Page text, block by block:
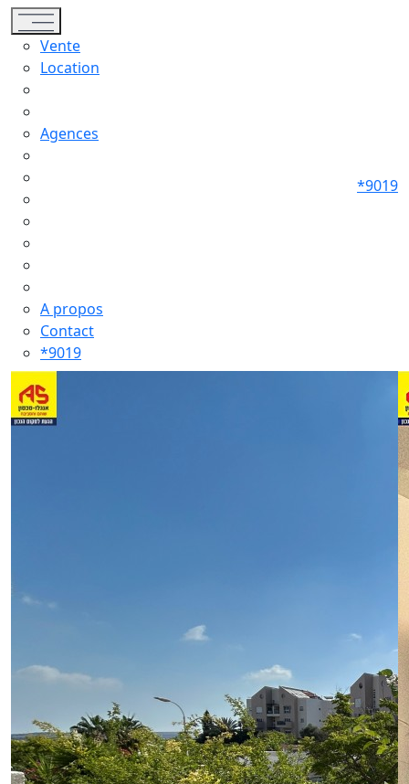
Toggle navigation
Vente
Location
Agences
A propos
Contact
*9019
*9019